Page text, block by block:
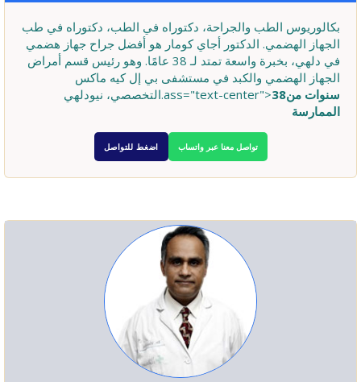
بكالوريوس الطب والجراحة، دكتوراه في الطب، دكتوراه في طب
الجهاز الهضمي. الدكتور أجاي كومار هو أفضل جراح جهاز هضمي
في دلهي، بخبرة واسعة تمتد لـ 38 عامًا. وهو رئيس قسم أمراض
الجهاز الهضمي والكبد في مستشفى بي إل كيه ماكس
التخصصي، نيودلهي.ass="text-center">38سنوات من
الممارسة
اضغط للتواصل تواصل معنا عبر واتساب